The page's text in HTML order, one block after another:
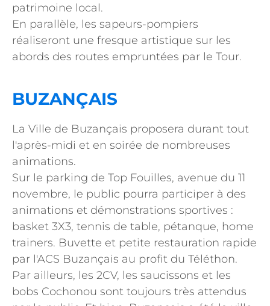
patrimoine local.
En parallèle, les sapeurs-pompiers
réaliseront une fresque artistique sur les
abords des routes empruntées par le Tour.
BUZANÇAIS
La Ville de Buzançais proposera durant tout
l'après-midi et en soirée de nombreuses
animations.
Sur le parking de Top Fouilles, avenue du 11
novembre, le public pourra participer à des
animations et démonstrations sportives :
basket 3X3, tennis de table, pétanque, home
trainers. Buvette et petite restauration rapide
par l'ACS Buzançais au profit du Téléthon.
Par ailleurs, les 2CV, les saucissons et les
bobs Cochonou sont toujours très attendus